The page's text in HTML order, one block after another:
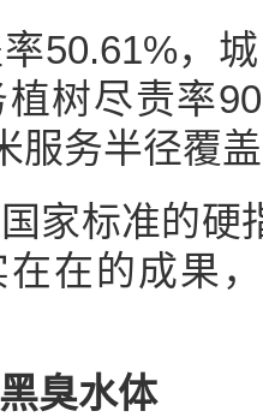
，城
树尽责率
服务半径覆
标准的硬
在的成果
臭水体